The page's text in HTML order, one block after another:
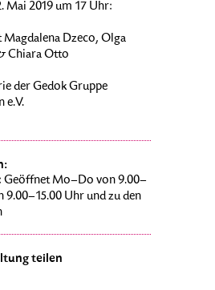
Mai 2019 um 17 Uhr:
Dzeco, Olga
Chiara Otto
der Gedok Gruppe
e.V.
Geöffnet Mo–Do von 9.00–
9.00–15.00 Uhr und zu den
teilen